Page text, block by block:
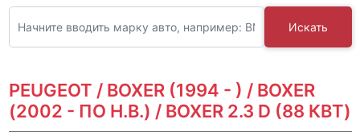
Искать
PEUGEOT / BOXER (1994 - ) / BOXER
(2002 - ПО Н.В.) / BOXER 2.3 D (88 КВТ)